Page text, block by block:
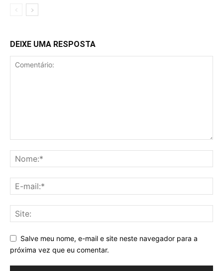
DEIXE UMA RESPOSTA
Salve meu nome, e-mail e site neste navegador para a
próxima vez que eu comentar.